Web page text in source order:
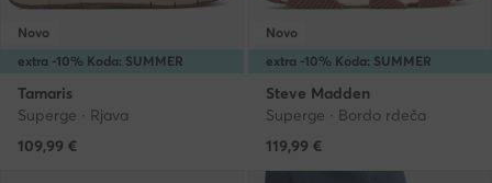
extra -10% Koda: SUMMER
Novo
Tamaris
Superge · Rjava
109,99 €
extra -10% Koda: SUMMER
Novo
Steve Madden
Superge · Bordo rdeča
119,99 €